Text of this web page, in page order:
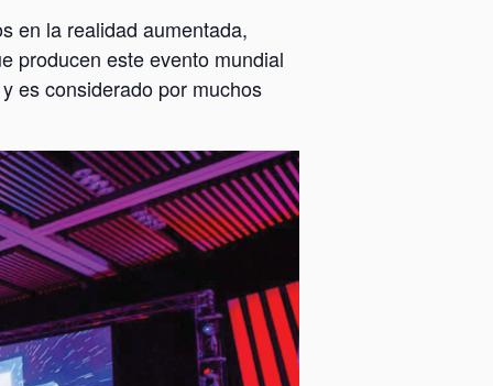
en la realidad aumentada,
producen este evento mundial
es considerado por muchos